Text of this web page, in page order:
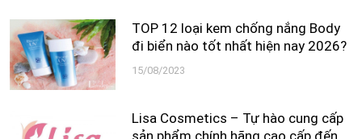
TOP 12 loại kem chống nắng Body
đi biển nào tốt nhất hiện nay 2026?
15/08/2023
Lisa Cosmetics – Tự hào cung cấp
sản phẩm chính hãng cao cấp đến